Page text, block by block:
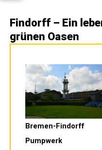
Findorff – Ein
grünen Oasen
Bremen-Findorff
Pumpwerk